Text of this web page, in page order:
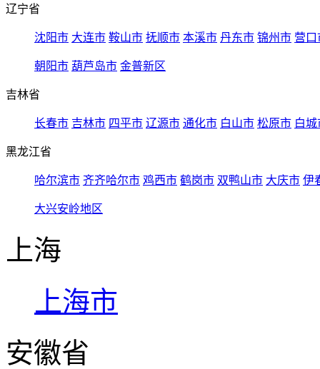
辽宁省
沈阳市 大连市 鞍山市 抚顺市 本溪市 丹东市 锦州市 营口
朝阳市 葫芦岛市 金普新区
吉林省
长春市 吉林市 四平市 辽源市 通化市 白山市 松原市 白城
黑龙江省
哈尔滨市 齐齐哈尔市 鸡西市 鹤岗市 双鸭山市 大庆市 伊
大兴安岭地区
上海
上海市
安徽省